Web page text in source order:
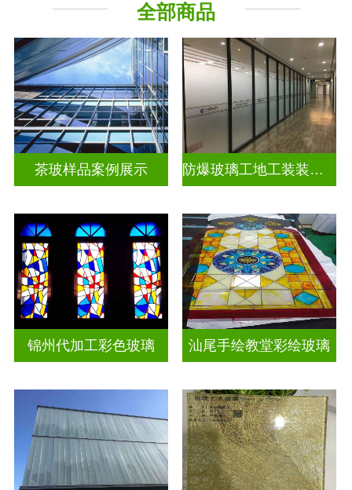
工程玻璃
全部商品
茶玻样品案例展示 防爆玻璃工地工装装饰玻璃
锦州代加工彩色玻璃 汕尾手绘教堂彩绘玻璃